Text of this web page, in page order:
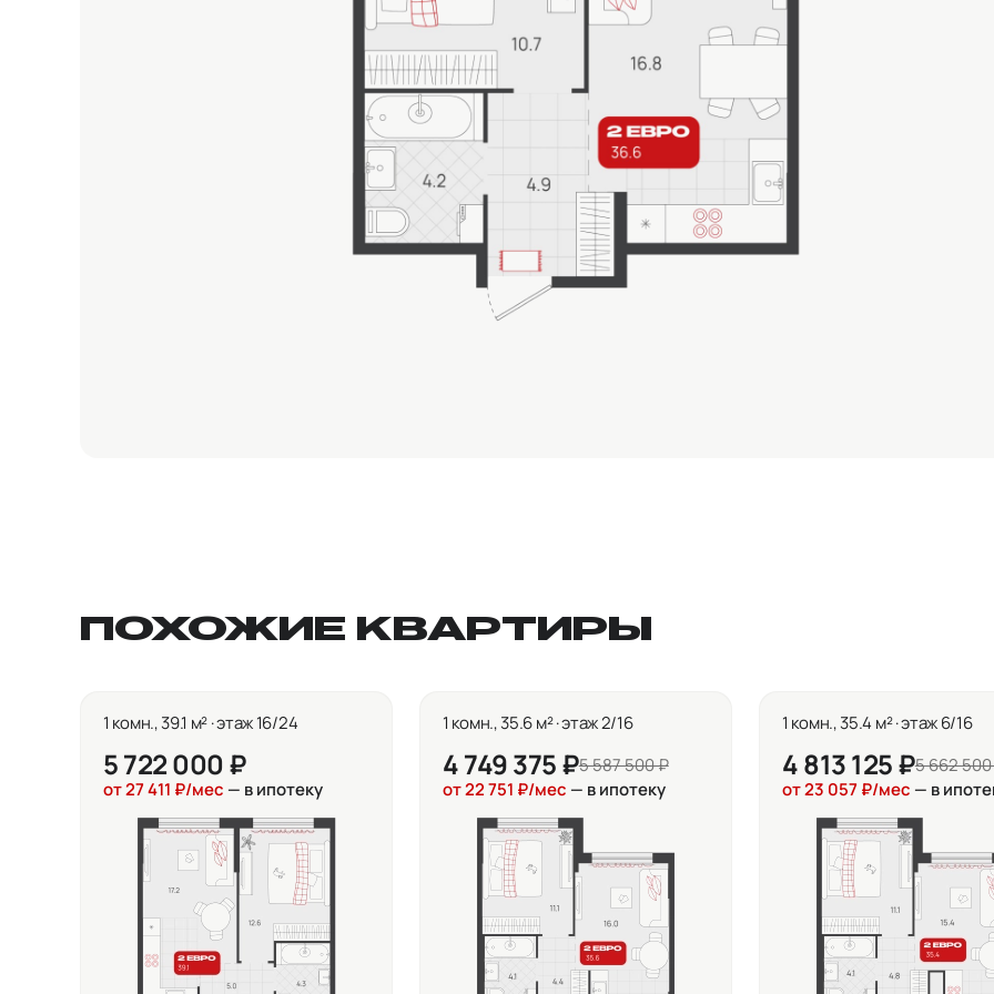
ПОХОЖИЕ КВАРТИРЫ
1 комн., 39.1 м² · этаж 16/24
5 722 000 ₽
от 27 411 ₽/мес — в ипотеку
1 комн., 35.6 м² · этаж 2/16
4 749 375 ₽5 587 500 ₽
от 22 751 ₽/мес — в ипотеку
1 комн., 35.4 м² · этаж 6/16
4 813 125 ₽5 662
от 23 057 ₽/мес — в